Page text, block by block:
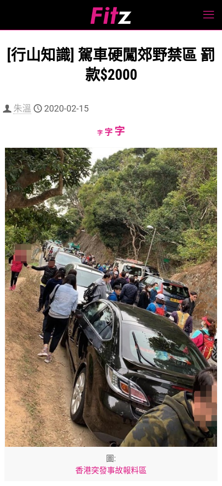
[行山知識] 駕車硬闖郊野禁區 罰
款$2000
朱溫 2020-02-15
字Decrease
size.
字Reset
size.
字Increase
size.
圖:
香港突發事故報料區